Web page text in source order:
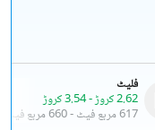
فلیٹ
2.62 کروڑ
-3.54 کروڑ
617 مربع فیٹ
-660 مربع فیٹ